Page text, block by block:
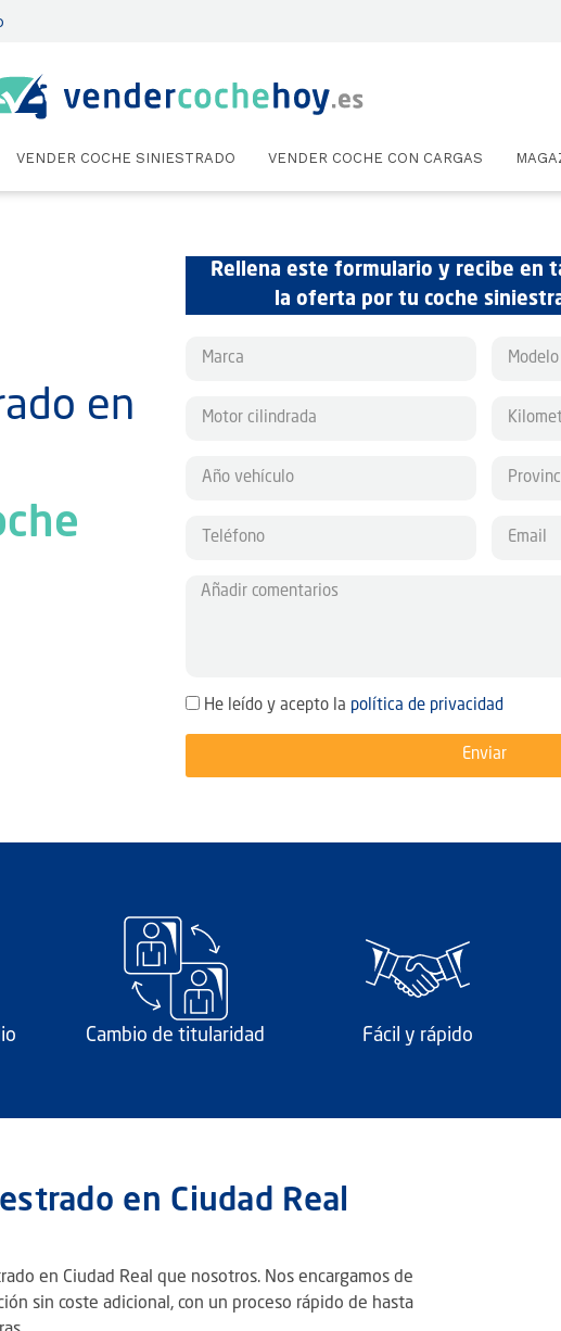
VENDER COCHE SINIESTRADO VENDER COCHE CON CARGAS
en
Rellena este formulario y recibe en
la oferta por tu coche
He leído y acepto la política de privacidad
Enviar
Cambio de titularidad Fácil y rápido
en Ciudad Real
en Ciudad Real que nosotros. Nos encargamos de
sin coste adicional, con un proceso rápido de hasta